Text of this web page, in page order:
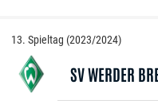
13. Spieltag (2023/2024)
SV WERDER